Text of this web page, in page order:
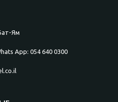
Ям
App: 054 640 0300